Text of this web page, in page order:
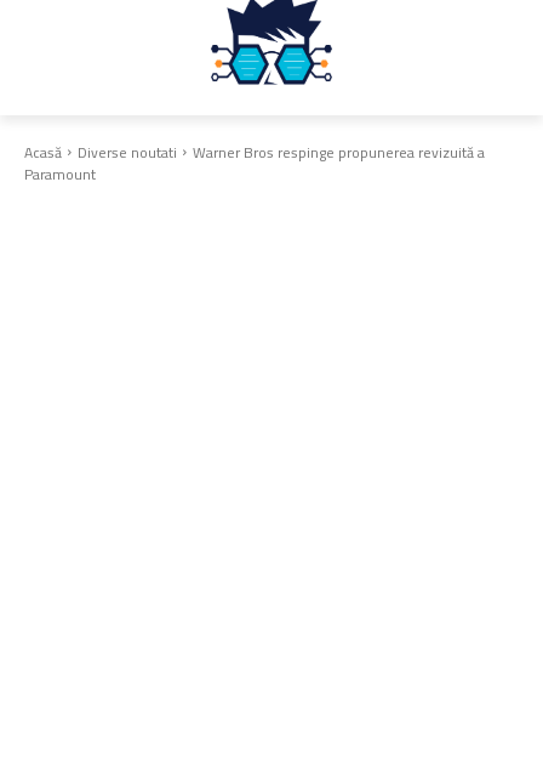
Acasă Diverse noutati Warner Bros respinge propunerea revizuită a
Paramount